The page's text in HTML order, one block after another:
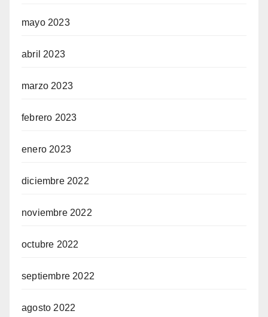
mayo 2023
abril 2023
marzo 2023
febrero 2023
enero 2023
diciembre 2022
noviembre 2022
octubre 2022
septiembre 2022
agosto 2022